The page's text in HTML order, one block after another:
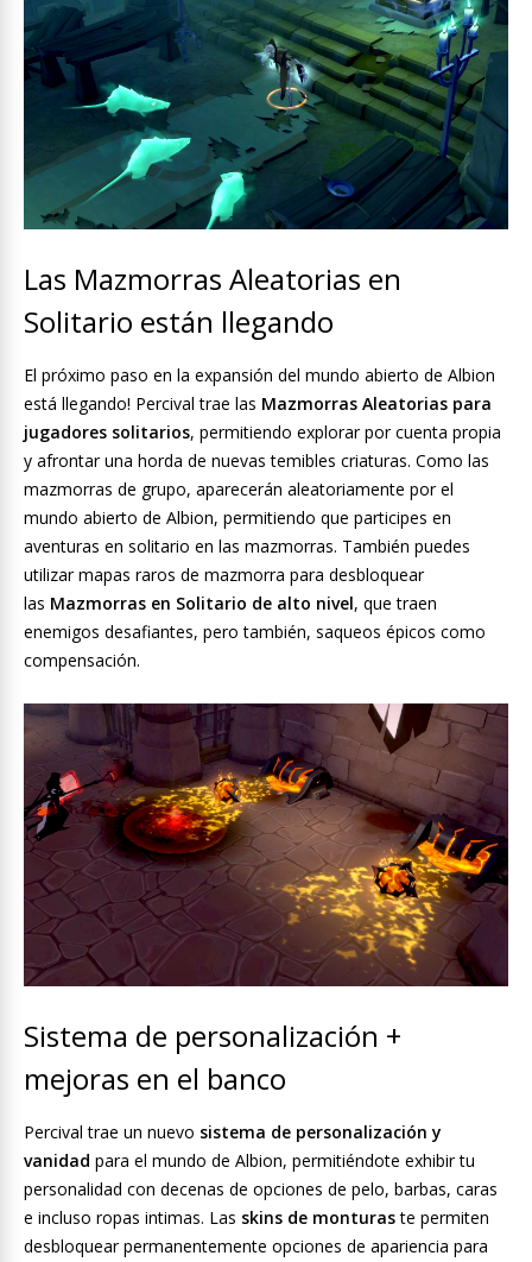
Las Mazmorras Aleatorias en
Solitario están llegando
El próximo paso en la expansión del mundo abierto de Albion
está llegando! Percival trae las Mazmorras Aleatorias para
jugadores solitarios, permitiendo explorar por cuenta propia
y afrontar una horda de nuevas temibles criaturas. Como las
mazmorras de grupo, aparecerán aleatoriamente por el
mundo abierto de Albion, permitiendo que participes en
aventuras en solitario en las mazmorras. También puedes
utilizar mapas raros de mazmorra para desbloquear
las Mazmorras en Solitario de alto nivel, que traen
enemigos desafiantes, pero también, saqueos épicos como
compensación.
Sistema de personalización +
mejoras en el banco
Percival trae un nuevo sistema de personalización y
vanidad para el mundo de Albion, permitiéndote exhibir tu
personalidad con decenas de opciones de pelo, barbas, caras
e incluso ropas intimas. Las skins de monturaste permiten
desbloquear permanentemente opciones de apariencia para